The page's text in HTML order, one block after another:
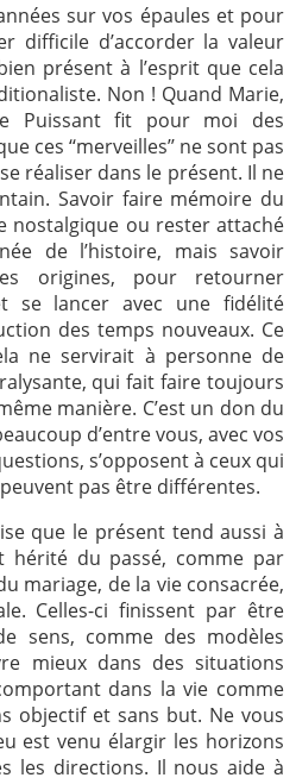
sur vos épaules et pour
difficile d’accorder la valeur
présent à l’esprit que cela
Non ! Quand Marie,
Puissant fit pour moi des
ces ‘‘merveilles’’ ne sont pas
réaliser dans le présent. Il ne
Savoir faire mémoire du
nostalgique ou rester attaché
de l’histoire, mais savoir
origines, pour retourner
se lancer avec une fidélité
des temps nouveaux. Ce
ne servirait à personne de
qui fait faire toujours
manière. C’est un don du
d’entre vous, avec vos
s’opposent à ceux qui
pas être différentes.
que le présent tend aussi à
hérité du passé, comme par
mariage, de la vie consacrée,
Celles-ci finissent par être
sens, comme des modèles
mieux dans des situations
comportant dans la vie comme
objectif et sans but. Ne vous
est venu élargir les horizons
les directions. Il nous aide à